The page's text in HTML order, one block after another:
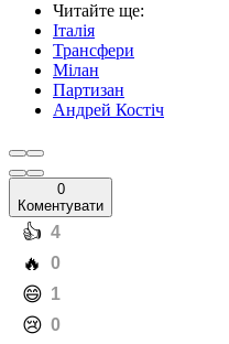
Читайте ще:
Італія
Трансфери
Мілан
Партизан
Андрей Костіч
0
Коментувати
️👍 4
️🔥 0
️😄 1
️😢 0